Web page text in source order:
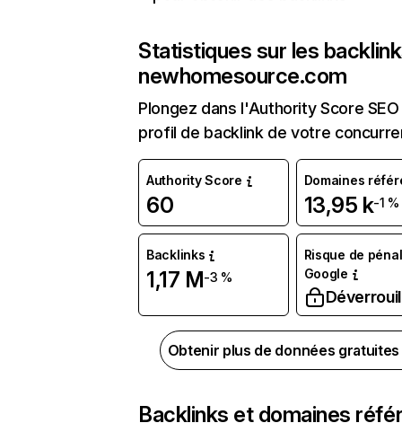
Statistiques sur les
newhomesource.com
Plongez dans l'Authority Score
profil de backlink de votre
Authority Score
60
Domaines
13,95 k-1 %
Backlinks
1,17 M-3 %
Risque de
Google
Obtenir plus de données
Backlinks et domaines